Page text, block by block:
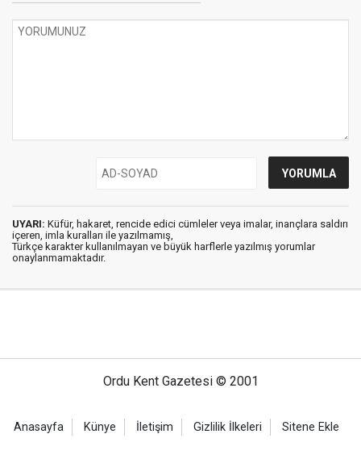
UYARI: Küfür, hakaret, rencide edici cümleler veya imalar, inançlara saldırı
içeren, imla kuralları ile yazılmamış,
Türkçe karakter kullanılmayan ve büyük harflerle yazılmış yorumlar
onaylanmamaktadır.
Ordu Kent Gazetesi © 2001
Anasayfa Künye İletişim Gizlilik İlkeleri Sitene Ekle